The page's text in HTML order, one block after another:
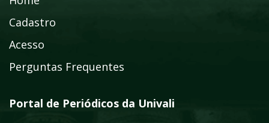
Cadastro
Acesso
Perguntas Frequentes
Portal de Periódicos da Univali